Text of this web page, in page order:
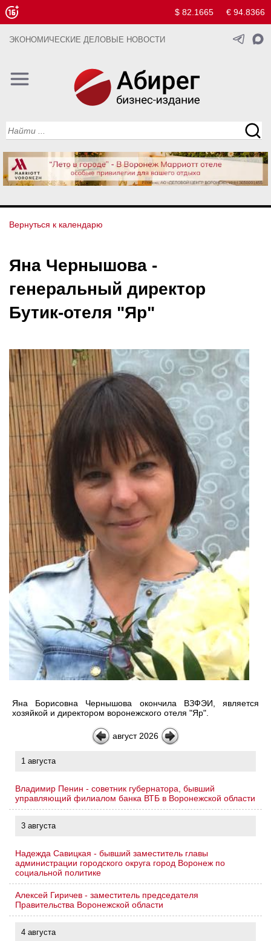
$ 82.1665 € 94.8366
ЭКОНОМИЧЕСКИЕ ДЕЛОВЫЕ НОВОСТИ
Вернуться к календарю
Яна Чернышова -
генеральный директор
Бутик-отеля "Яр"
Яна Борисовна Чернышова окончила ВЗФЭИ, является
хозяйкой и директором воронежского отеля "Яр".
август 2026
1 августа
Владимир Пенин - советник губернатора, бывший
управляющий филиалом банка ВТБ в Воронежской области
3 августа
Надежда Савицкая - бывший заместитель главы
администрации городского округа город Воронеж по
социальной политике
Алексей Гиричев - заместитель председателя
Правительства Воронежской области
4 августа